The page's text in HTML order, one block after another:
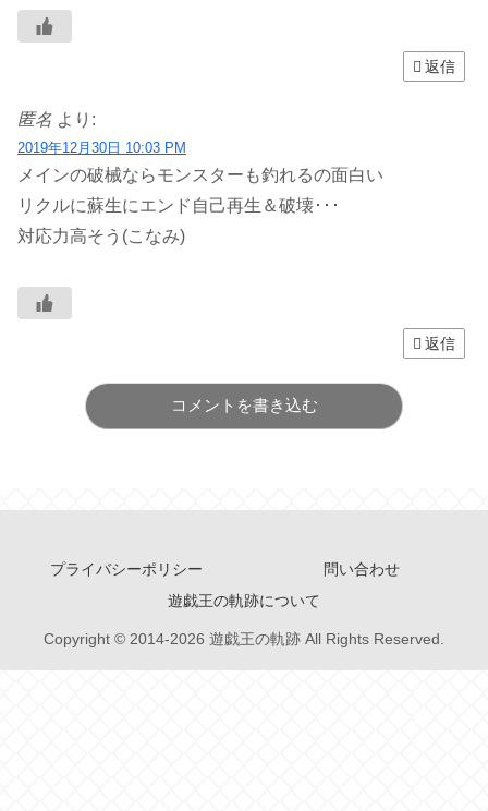
返信
匿名 より:
2019年12月30日 10:03 PM
メインの破械ならモンスターも釣れるの面白い
リクルに蘇生にエンド自己再生＆破壊･･･
対応力高そう(こなみ)
返信
コメントを書き込む
プライバシーポリシー
問い合わせ
遊戯王の軌跡について
Copyright © 2014-2026 遊戯王の軌跡 All Rights Reserved.